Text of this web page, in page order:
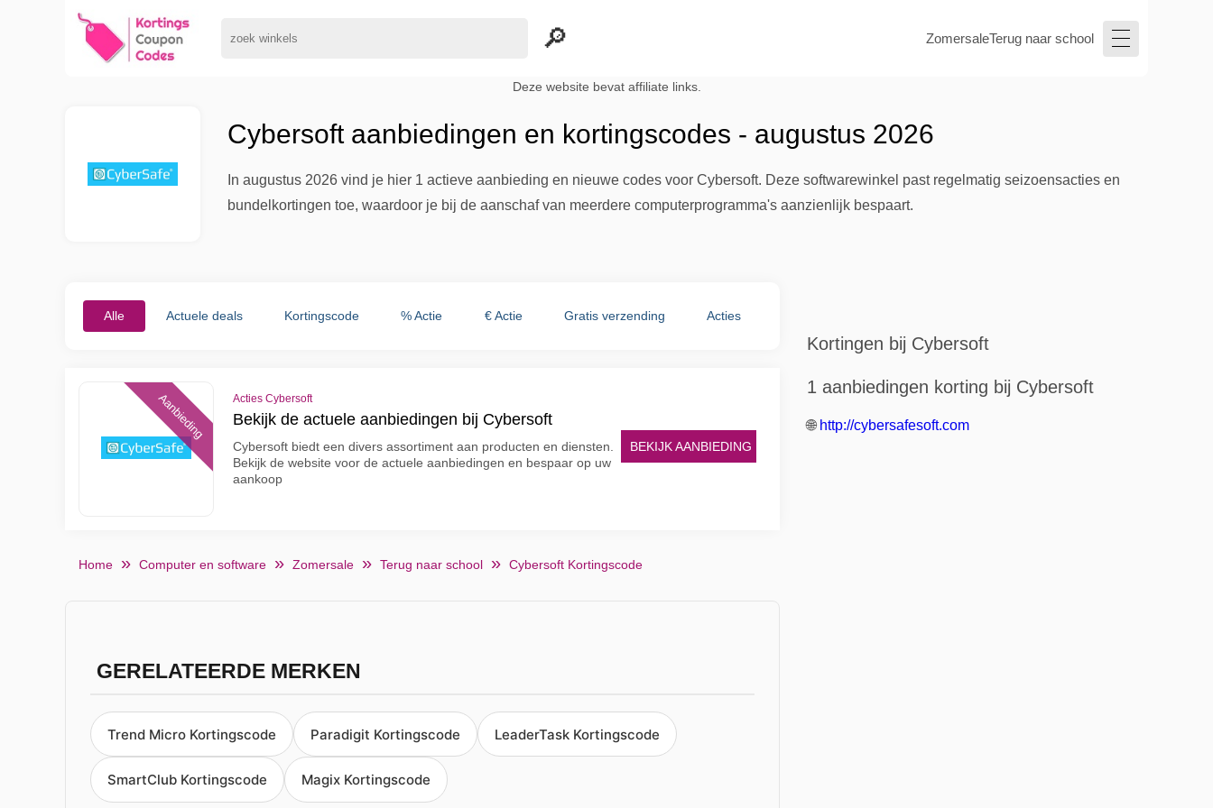
ZomersaleTerug naar school
Deze website bevat affiliate links.
Cybersoft aanbiedingen en kortingscodes - augustus 2026
In augustus 2026 vind je hier 1 actieve aanbieding en nieuwe codes voor Cybersoft. Deze softwarewinkel past regelmatig seizoensacties en
bundelkortingen toe, waardoor je bij de aanschaf van meerdere computerprogramma's aanzienlijk bespaart.
Alle Actuele deals Kortingscode % Actie € Actie Gratis verzending Acties
Aanbieding Acties Cybersoft
Bekijk de actuele aanbiedingen bij Cybersoft
Cybersoft biedt een divers assortiment aan producten en diensten.
Bekijk de website voor de actuele aanbiedingen en bespaar op uw
aankoop
BEKIJK AANBIEDING
Home Computer en software Zomersale Terug naar school Cybersoft Kortingscode
GERELATEERDE MERKEN
Trend Micro Kortingscode Paradigit Kortingscode LeaderTask Kortingscode
SmartClub Kortingscode Magix Kortingscode
Kortingen bij Cybersoft
1 aanbiedingen korting bij Cybersoft
🌐 http://cybersafesoft.com